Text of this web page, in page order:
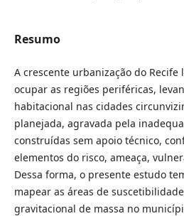
Resumo
A crescente urbanização do Recife
ocupar as regiões periféricas,
habitacional nas cidades
planejada, agravada pela
construídas sem apoio técnico,
elementos do risco, ameaça,
Dessa forma, o presente estudo
mapear as áreas de
gravitacional de massa no